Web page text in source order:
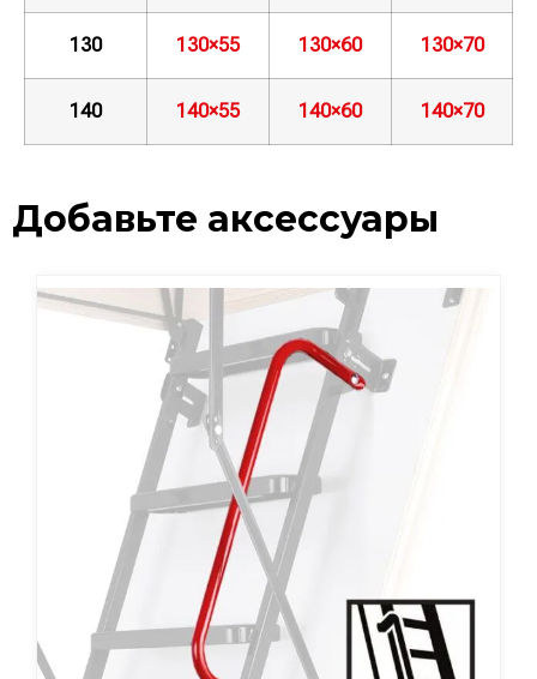
130 130×55 130×60 130×70
140 140×55 140×60 140×70
Добавьте аксессуары